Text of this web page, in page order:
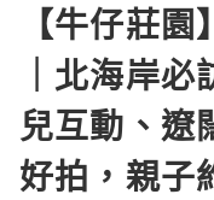
【牛仔莊
｜北海岸
兒互動、遼
好拍，親子